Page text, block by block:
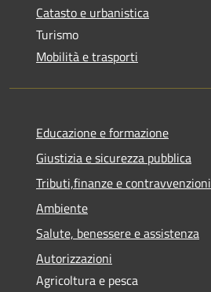
Catasto e urbanistica
Turismo
Mobilità e trasporti
Educazione e formazione
Giustizia e sicurezza pubblica
Tributi,finanze e contravvenzioni
Ambiente
Salute, benessere e assistenza
Autorizzazioni
Agricoltura e pesca